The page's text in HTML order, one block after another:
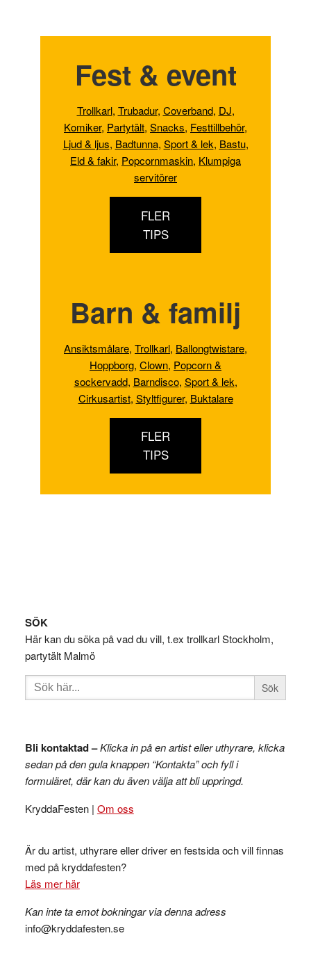
Fest & event
Trollkarl, Trubadur, Coverband, DJ,
Komiker, Partytält, Snacks, Festtillbehör,
Ljud & ljus, Badtunna, Sport & lek, Bastu,
Eld & fakir, Popcornmaskin, Klumpiga
servitörer
FLER
TIPS
Barn & familj
Ansiktsmålare, Trollkarl, Ballongtwistare,
Hoppborg, Clown, Popcorn &
sockervadd, Barndisco, Sport & lek,
Cirkusartist, Styltfigurer, Buktalare
FLER
TIPS
Footer
SÖK
Här kan du söka på vad du vill, t.ex trollkarl Stockholm,
partytält Malmö
Sök
efter:
Bli kontaktad –Klicka in på en artist eller uthyrare, klicka
sedan på den gula knappen “Kontakta” och fyll i
formuläret, där kan du även välja att bli uppringd.
KryddaFesten | Om oss
Är du artist, uthyrare eller driver en festsida och vill finnas
med på kryddafesten?
Läs mer här
Kan inte ta emot bokningar via denna adress
info@kryddafesten.se